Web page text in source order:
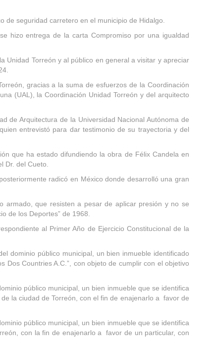
de seguridad carretero en el municipio de Hidalgo.
hizo entrega de la carta Compromiso por una igualdad
Unidad Torreón y al público en general a visitar y apreciar
gracias a la suma de esfuerzos de la Coordinación
(UAL), la Coordinación Unidad Torreón y del arquitecto
de Arquitectura de la Universidad Nacional Autónoma de
entrevistó para dar testimonio de su trayectoria y del
que ha estado difundiendo la obra de Félix Candela en
Dr. del Cueto.
radicó en México donde desarrolló una gran
armado, que resisten a pesar de aplicar presión y no se
de los Deportes” de 1968.
al Primer Año de Ejercicio Constitucional de la
dominio público municipal, un bien inmueble identificado
Countries A.C.”, con objeto de cumplir con el objetivo
público municipal, un bien inmueble que se identifica
la ciudad de Torreón, con el fin de enajenarlo a favor de
público municipal, un bien inmueble que se identifica
con la fin de enajenarlo a favor de un particular, con